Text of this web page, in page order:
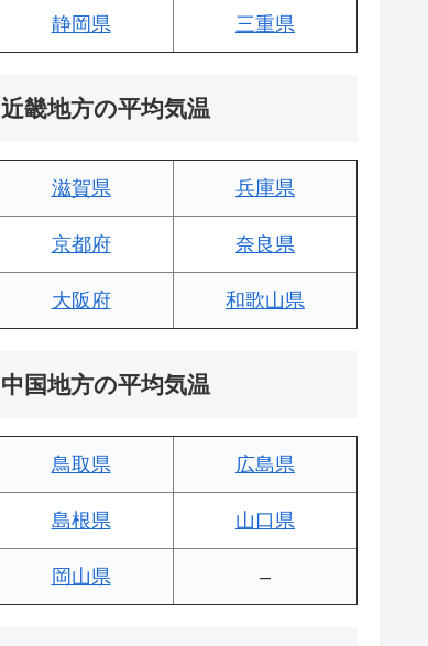
静岡県 三重県
近畿地方の平均気温
滋賀県 兵庫県
京都府 奈良県
大阪府 和歌山県
中国地方の平均気温
鳥取県 広島県
島根県 山口県
岡山県 –